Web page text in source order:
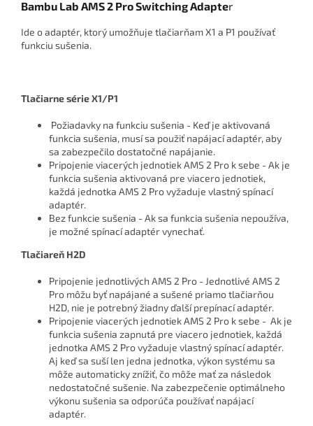
Bambu Lab AMS 2 Pro Switching Adapter
Ide o adaptér, ktorý umožňuje tlačiarňam X1 a P1 používať
funkciu sušenia.
Tlačiarne série X1/P1
Požiadavky na funkciu sušenia - Keď je aktivovaná
funkcia sušenia, musí sa použiť napájací adaptér, aby
sa zabezpečilo dostatočné napájanie.
Pripojenie viacerých jednotiek AMS 2 Pro k sebe - Ak je
funkcia sušenia aktivovaná pre viacero jednotiek,
každá jednotka AMS 2 Pro vyžaduje vlastný spínací
adaptér.
Bez funkcie sušenia - Ak sa funkcia sušenia nepoužíva,
je možné spínací adaptér vynechať.
Tlačiareň H2D
Pripojenie jednotlivých AMS 2 Pro - Jednotlivé AMS 2
Pro môžu byť napájané a sušené priamo tlačiarňou
H2D, nie je potrebný žiadny ďalší prepínací adaptér.
Pripojenie viacerých jednotiek AMS 2 Pro k sebe - Ak je
funkcia sušenia zapnutá pre viacero jednotiek, každá
jednotka AMS 2 Pro vyžaduje vlastný spínací adaptér.
Aj keď sa suší len jedna jednotka, výkon systému sa
môže automaticky znížiť, čo môže mať za následok
nedostatočné sušenie. Na zabezpečenie optimálneho
výkonu sušenia sa odporúča používať napájací
adaptér.